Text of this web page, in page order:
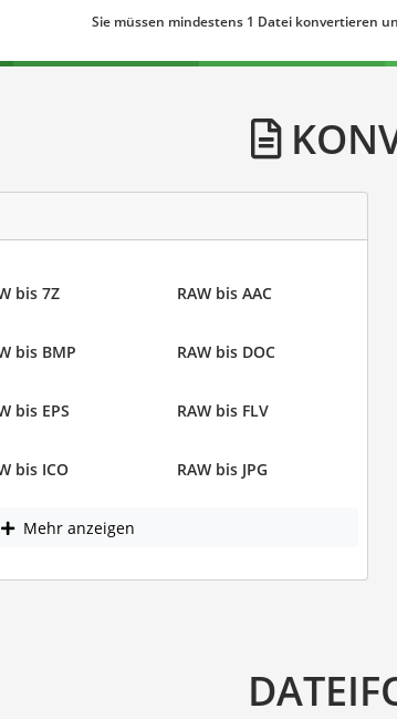
Sie müssen mindestens 1 Datei konvertieren
bis 7Z RAW bis AAC
bis BMP RAW bis DOC
bis EPS RAW bis FLV
bis ICO RAW bis JPG
Mehr anzeigen